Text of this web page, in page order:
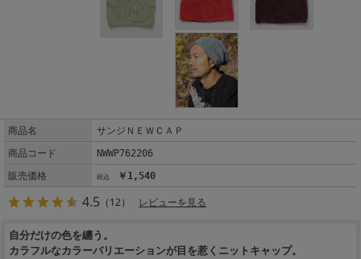
商品名
サンジＮＥＷＣＡＰ
商品コード
NWWP762206
販売価格
￥1,540
4.5 （12） レビューを見る
自分だけの色を纏う。
カラフルなカラーバリエーションが目を惹くニットキャップ。